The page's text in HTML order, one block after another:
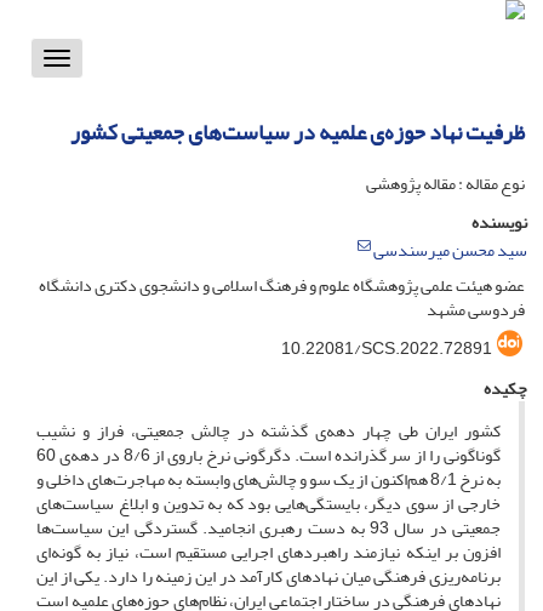
Toggle
ظرفیت نهاد حوزه‌ی علمیه در سیاست‌های جمعیتی کشور
نوع مقاله : مقاله پژوهشی
نویسنده
سید محسن میرسندسی
عضو هیئت علمی پژوهشگاه علوم و فرهنگ اسلامی و دانشجوی دکتری دانشگاه
فردوسی مشهد
10.22081/SCS.2022.72891
چکیده
کشور ایران طی چهار دهه‌ی گذشته در چالش جمعیتی، فراز و نشیب
گوناگونی را از سر گذرانده است. دگرگونی نرخ باروی از 8/6 در دهه‌ی 60
به نرخ 8/1 هم‌اکنون از یک سو و چالش‌های وابسته به مهاجرت‌های داخلی و
خارجی از سوی دیگر، بایستگی‌هایی بود که به تدوین و ابلاغ سیاست‌های
جمعیتی در سال 93 به دست رهبری انجامید. گستردگی این سیاست‌ها
افزون بر اینکه نیازمند راهبردهای اجرایی مستقیم است، نیاز به گونه‌ای
برنامه‌ریزی فرهنگی میان نهادهای کارآمد در این زمینه را دارد. یکی از این
نهادهای فرهنگی در ساختار اجتماعی ایران، نظام‌های حوزه‌های علمیه است